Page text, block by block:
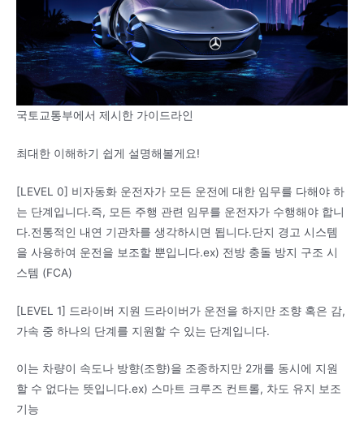
국토교통부에서 제시한 가이드라인
최대한 이해하기 쉽게 설명해볼게요!
[LEVEL 0] 비자동화 운전자가 모든 운전에 대한 임무를 다해야 하
는 단계입니다.즉, 모든 주행 관련 임무를 운전자가 수행해야 합니
다.전통적인 내연 기관차를 생각하시면 됩니다.단지 경고 시스템
을 사용하여 운전을 보조할 뿐입니다.ex) 전방 충돌 방지 구조 시
스템 (FCA)
[LEVEL 1] 드라이버 지원 드라이버가 운전을 하지만 조향 혹은 감,
가속 중 하나의 단계를 지원할 수 있는 단계입니다.
이는 차량이 속도나 방향(조향)을 조종하지만 2개를 동시에 지원
할 수 없다는 뜻입니다.ex) 스마트 크루즈 컨트롤, 차도 유지 보조
기능